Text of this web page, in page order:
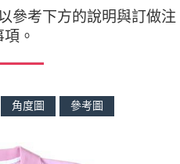
參考下方的說明與訂做注
。
角度圖 參考圖